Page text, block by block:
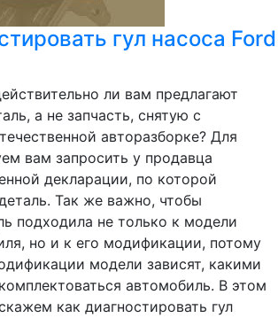
гул насоса Ford
ли вам предлагают
а не запчасть, снятую с
авторазборке? Для
вам запросить у продавца
декларации, по которой
Так же важно, чтобы
подходила не только к модели
но и к его модификации, потому
модели зависят, какими
автомобиль. В этом
как диагностировать гул